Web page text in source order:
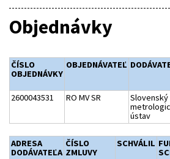
Objednávky
ČÍSLO
OBJEDNÁVKY
OBJEDNÁVATEĽ
2600043531 RO MV SR
Slovenský
ústav
ADRESA
DODÁVATEĽA
ČÍSLO
ZMLUVY
SCHVÁLIL